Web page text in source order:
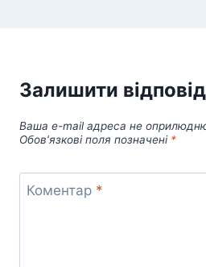
Залишити
Ваша e-mail адреса не
Обов’язкові поля позначені *
Коментар *